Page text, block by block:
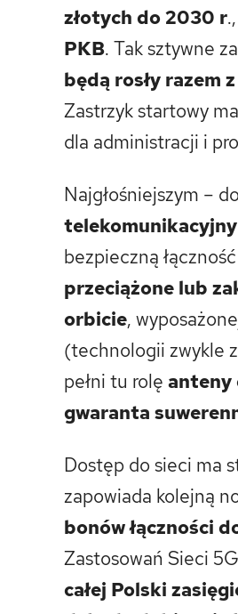
złotych do 2030 r
PKB. Tak sztywne
będą rosły razem
Zastrzyk startowy
dla administracji i
Najgłośniejszym –
telekomunikacyjny
bezpieczną
przeciążone lub
orbicie,
(technologii zwykle
pełni tu rolę anteny
gwaranta
Dostęp do sieci ma
zapowiada kolejną
bonów łączności
Zastosowań Sieci
całej Polski